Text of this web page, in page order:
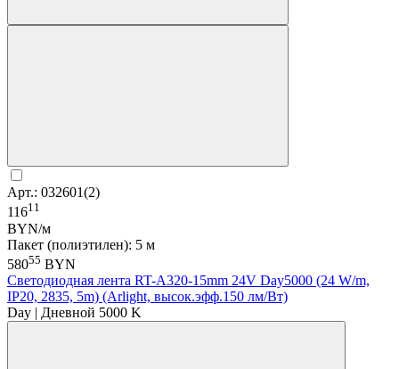
Арт.: 032601(2)
11611
BYN/м
Пакет (полиэтилен): 5 м
58055 BYN
Светодиодная лента RT-A320-15mm 24V Day5000 (24 W/m,
IP20, 2835, 5m) (Arlight, высок.эфф.150 лм/Вт)
Day | Дневной 5000 K